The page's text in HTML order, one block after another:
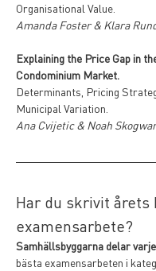
Organisational Value.
Amanda Foster & Klara
Explaining the Price Gap in
Condominium Market.
Determinants, Pricing
Municipal Variation.
Ana Cvijetic & Noah
Har du skrivit årets
examensarbete?
Samhällsbyggarna delar
bästa examensarbeten i